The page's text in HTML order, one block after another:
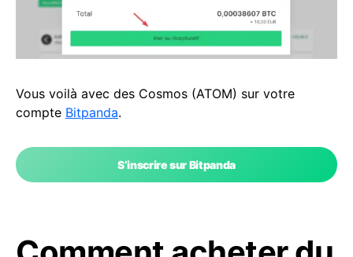
Vous voilà avec des Cosmos (ATOM) sur votre
compte Bitpanda.
S’inscrire sur Bitpanda